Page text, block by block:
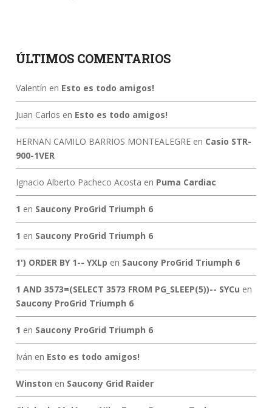
ÚLTIMOS COMENTARIOS
Valentín en Esto es todo amigos!
Juan Carlos en Esto es todo amigos!
HERNAN CAMILO BARRIOS MONTEALEGREen Casio STR-
900-1VER
Ignacio Alberto Pacheco Acosta en Puma Cardiac
1 en Saucony ProGrid Triumph 6
1 en Saucony ProGrid Triumph 6
1') ORDER BY 1-- YXLp en Saucony ProGrid Triumph 6
1 AND 3573=(SELECT 3573 FROM PG_SLEEP(5))-- SYCu en
Saucony ProGrid Triumph 6
1 en Saucony ProGrid Triumph 6
Iván en Esto es todo amigos!
Winston en Saucony Grid Raider